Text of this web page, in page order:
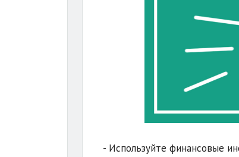
- Используйте финансовые